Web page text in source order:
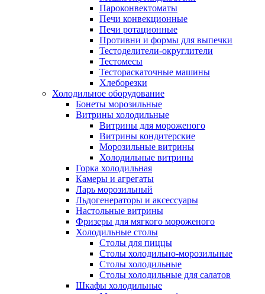
Пароконвектоматы
Печи конвекционные
Печи ротационные
Противни и формы для выпечки
Тестоделители-округлители
Тестомесы
Тестораскаточные машины
Хлеборезки
Холодильное оборудование
Бонеты морозильные
Витрины холодильные
Витрины для мороженого
Витрины кондитерские
Морозильные витрины
Холодильные витрины
Горка холодильная
Камеры и агрегаты
Ларь морозильный
Льдогенераторы и аксессуары
Настольные витрины
Фризеры для мягкого мороженого
Холодильные столы
Столы для пиццы
Столы холодильно-морозильные
Столы холодильные
Столы холодильные для салатов
Шкафы холодильные